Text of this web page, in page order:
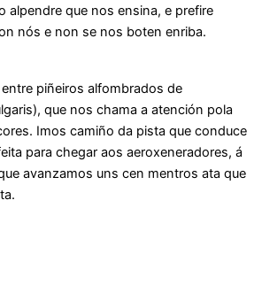
alpendre que nos ensina, e prefire
nós e non se nos boten enriba.
piñeiros alfombrados de
que nos chama a atención pola
Imos camiño da pista que conduce
para chegar aos aeroxeneradores, á
avanzamos uns cen mentros ata que